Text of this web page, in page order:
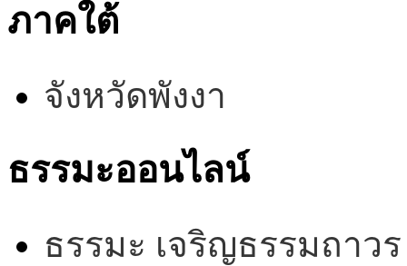
ภาคใต้
จังหวัดพังงา
ธรรมะออนไลน์
ธรรมะ เจริญธรรมถาวร